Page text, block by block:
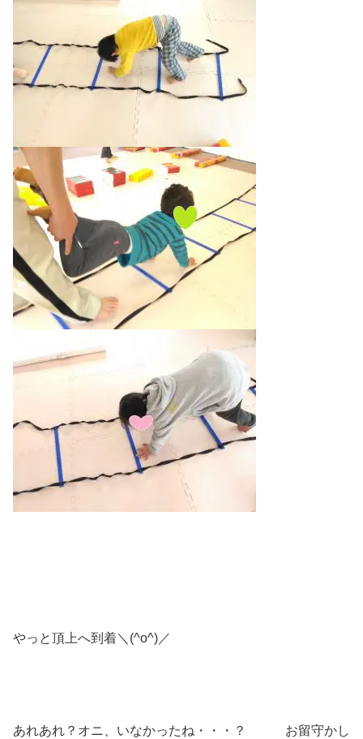
やっと頂上へ到着＼(^o^)／
あれあれ？オニ、いなかったね・・・？ お留守かし